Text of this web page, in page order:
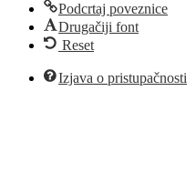
Podcrtaj poveznice
Drugačiji font
Reset
Izjava o pristupačnosti